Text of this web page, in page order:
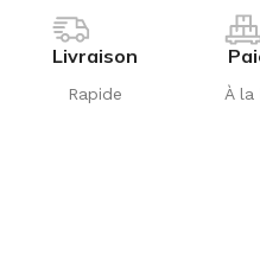
Livraison
Rapide À la